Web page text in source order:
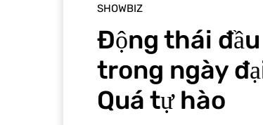
SHOWBIZ
Động thái
trong ngày
Quá tự hào